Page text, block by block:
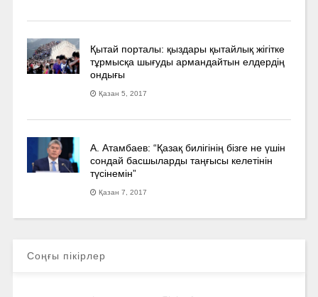
Қытай порталы: қыздары қытайлық жігітке
тұрмысқа шығуды армандайтын елдердің
ондығы
Қазан 5, 2017
А. Атамбаев: “Қазақ билігінің бізге не үшін
сондай басшыларды таңғысы келетінін
түсінемін”
Қазан 7, 2017
Соңғы пікірлер